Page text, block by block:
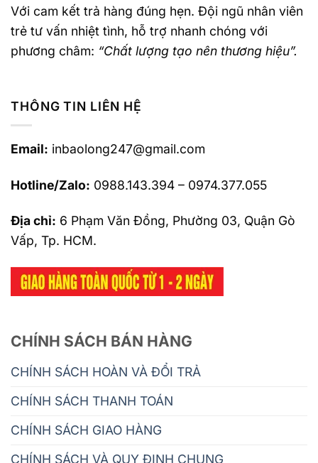
Với cam kết trả hàng đúng hẹn. Đội ngũ nhân viên
trẻ tư vấn nhiệt tình, hỗ trợ nhanh chóng với
phương châm: “Chất lượng tạo nên thương hiệu”.
THÔNG TIN LIÊN HỆ
Email: inbaolong247@gmail.com
Hotline/Zalo: 0988.143.394 – 0974.377.055
Địa chỉ: 6 Phạm Văn Đồng, Phường 03, Quận Gò
Vấp, Tp. HCM.
CHÍNH SÁCH BÁN HÀNG
CHÍNH SÁCH HOÀN VÀ ĐỔI TRẢ
CHÍNH SÁCH THANH TOÁN
CHÍNH SÁCH GIAO HÀNG
CHÍNH SÁCH VÀ QUY ĐỊNH CHUNG